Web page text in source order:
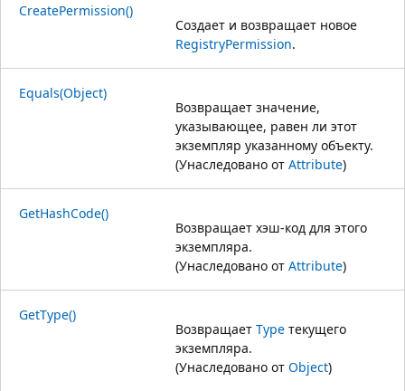
CreatePermission()
Создает и возвращает новое
RegistryPermission.
Equals(Object)
Возвращает значение,
указывающее, равен ли этот
экземпляр указанному объекту.
(Унаследовано от Attribute)
GetHashCode()
Возвращает хэш-код для этого
экземпляра.
(Унаследовано от Attribute)
GetType()
Возвращает Type текущего
экземпляра.
(Унаследовано от Object)